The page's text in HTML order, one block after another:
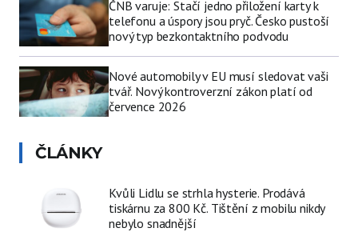
ČNB varuje: Stačí jedno přiložení karty k
telefonu a úspory jsou pryč. Česko pustoší
nový typ bezkontaktního podvodu
Nové automobily v EU musí sledovat vaši
tvář. Nový kontroverzní zákon platí od
července 2026
ČLÁNKY
Kvůli Lidlu se strhla hysterie. Prodává
tiskárnu za 800 Kč. Tištění z mobilu nikdy
nebylo snadnější